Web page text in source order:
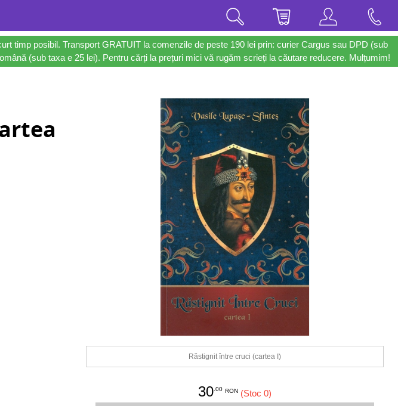
timp posibil. Transport GRATUIT la comenzile de peste 190 lei prin: curier Cargus sau DPD (sub
(sub taxa e 25 lei). Pentru cărți la prețuri mici vă rugăm scrieți la căutare reducere. Mulțumim!
Răstignit între cruci (cartea I)
30.00 RON (Stoc 0)